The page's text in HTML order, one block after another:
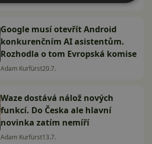
Google musí otevřít Android
konkurenčním AI asistentům.
Rozhodla o tom Evropská komise
Adam Kurfürst20.7.
Waze dostává nálož nových
funkcí. Do Česka ale hlavní
novinka zatím nemíří
Adam Kurfürst13.7.